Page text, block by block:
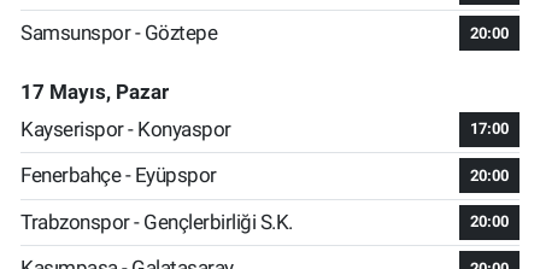
Samsunspor - Göztepe 20:00
17 Mayıs, Pazar
Kayserispor - Konyaspor
17:00
Fenerbahçe - Eyüpspor 20:00
Trabzonspor - Gençlerbirliği S.K. 20:00